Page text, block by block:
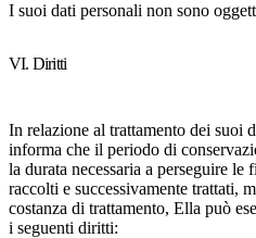
I suoi dati personali non sono
VI. Diritti
In relazione al trattamento dei suoi
informa che il periodo di
la durata necessaria a perseguire
raccolti e successivamente trattati,
costanza di trattamento, Ella può
i seguenti diritti: